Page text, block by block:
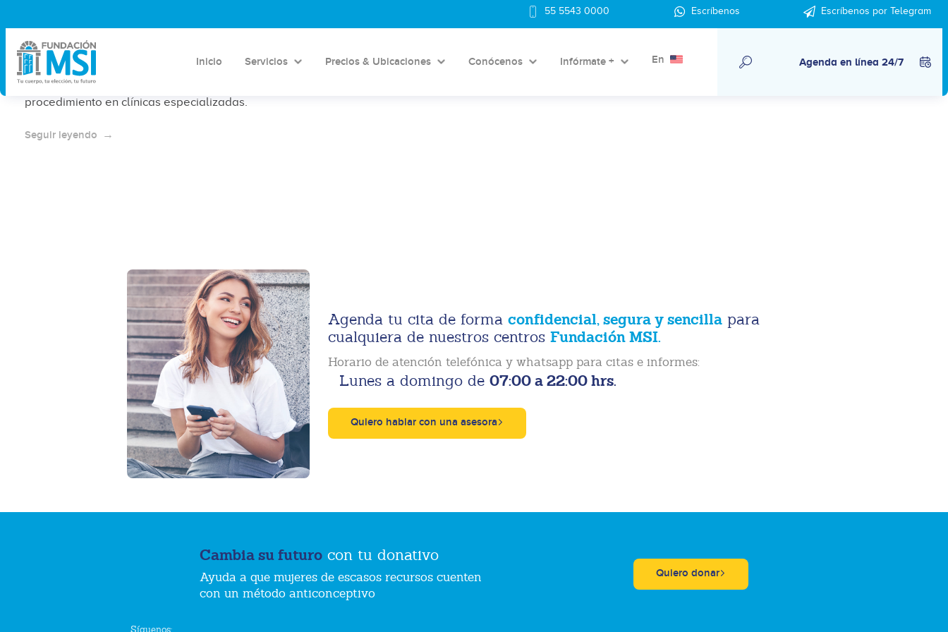
55 5543 0000 Escríbenos Escríbenos por Telegram
Inicio Servicios Precios & Ubicaciones Conócenos Infórmate + En Agenda en línea 24/7
Precio Chiapas 2026
Precio del SIU Kyleena en Chiapas en 2026, factores
que influyen en el costo y qué incluye el
procedimiento en clínicas especializadas.
Seguir leyendo
Agenda tu cita de forma confidencial, segura y sencillapara
cualquiera de nuestros centros Fundación MSI.
Horario de atención telefónica y whatsapp para citas e informes:
Lunes a domingo de 07:00 a 22:00 hrs.
Quiero hablar con una asesora
Cambia su futuro con tu donativo
Ayuda a que mujeres de escasos recursos cuenten
con un método anticonceptivo
Quiero donar